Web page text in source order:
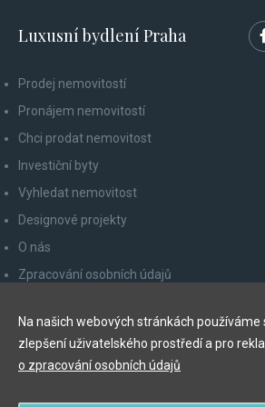
Luxusní bydlení Praha
Prodej nemovitostí
Pronájem nemovitostí
Chci prodat nemovitost
Investiční byty
Vyhledat nemovitost
Designové projekty
O nás
Zpracování osobních údajů
Odhlášení z newsletteru
Na našich webových stránkách používáme
zlepšení uživatelského prostředí a pro
o zpracování osobních údajů